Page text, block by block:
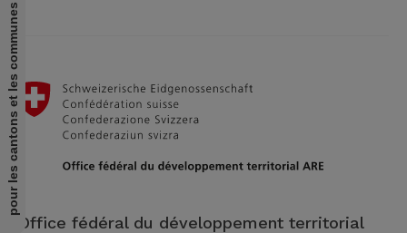
Office fédéral du développement territorial
pour les cantons et les communes